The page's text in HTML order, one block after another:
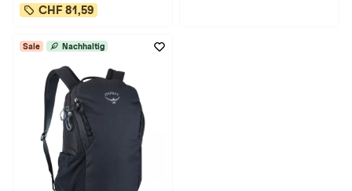
CHF 81,59
Sale Nachhaltig